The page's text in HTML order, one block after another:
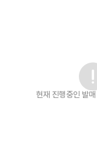
현재 진행중인 발매